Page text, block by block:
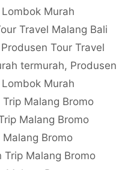
Murah
Travel Malang Bali
Produsen Tour Travel
termurah, Produsen
Murah
Malang Bromo
Malang Bromo
Bromo
Trip Malang Bromo